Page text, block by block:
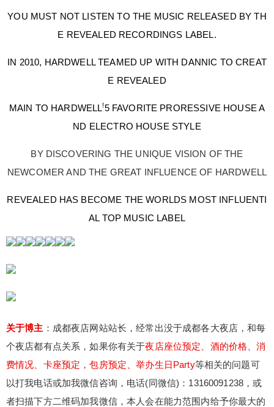
YOU MUST NOT LISTEN TO THE MUSIC RELEASED BY TH
E REVEALED RECORDINGS LABEL.
IN 2010, HARDWELL TEAMED UP WITH DANNIC TO CREAT
E REVEALED
MAIN TO HARDWELL!5 FAVORITE PRORESSIVE HOUSE A
ND ELECTRO HOUSE STYLE
BY DISCOVERING THE UNIQUE VISION OF THE
NEWCOMER AND THE GREAT INFLUENCE OF HARDWELL
REVEALED HAS BECOME THE WORLDS MOST INFLUENTI
AL TOP MUSIC LABEL
关于博主 ：成都夜店网站站长，经常出没于成都各大夜店，和每
个夜店都有点关系，如果你有关于夜店座位预定、酒的价格、消
费情况、卡座预定，包房预定、举办生日Party等相关的问题可
以打我电话或加我微信咨询，电话(同微信)：13160091238，或
者扫描下方二维码加我微信，本人会在能力范围内给予你最大的
MER AND THE GREAT INFLUENCE OF HARDW
ELL REVEALED HAS BECOME THE WORLDS M
主：成都夜店网站站长，经常出没于成都各大夜
店，和每个夜店都有点关系，如果你有关于夜店座
位预定、酒的价格、消费情况、卡座预定，包房预
定、举办生日Party等相关的问题可以打我电话或加
我微信咨询，电话(同微信)：13160091238，或者
予你最大的帮助。博主还可以提供成都各个夜店的
预定服务。
20 元 50 元 自定义
立刻支付
¥
您没有权限发布内容，请购买会员或者提升权
6位以上
QQ登录 微博登录